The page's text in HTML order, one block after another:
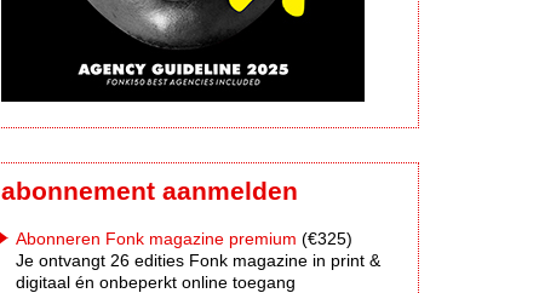
abonnement aanmelden
Abonneren Fonk magazine premium (€325)
Je ontvangt 26 edities Fonk magazine in print &
digitaal én onbeperkt online toegang